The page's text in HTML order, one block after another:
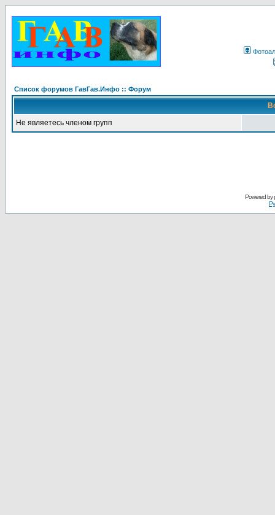
Список форумов ГавГав.Инфо :: Форум
Не являетесь членом групп
Powered by